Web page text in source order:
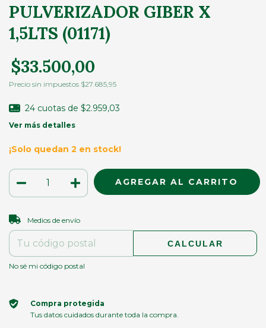
PULVERIZADOR GIBER X
1,5LTS (01171)
$33.500,00
Precio sin impuestos $27.685,95
24 cuotas de $2.959,03
Ver más detalles
¡Solo quedan 2 en stock!
Entregas para el CP:
Medios de envío
CALCULAR
No sé mi código postal
Compra protegida
Tus datos cuidados durante toda la compra.